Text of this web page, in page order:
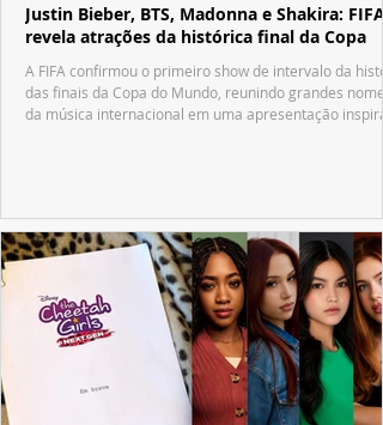
Justin Bieber, BTS, Madonna e Shakira: FIFA
revela atrações da histórica final da Copa
A FIFA confirmou o primeiro show de intervalo da
das finais da Copa do Mundo, reunindo grandes nomes
da música internacional em uma apresentação